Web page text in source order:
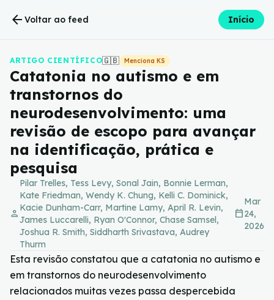
arrow_back Voltar ao feed Início
ARTIGO CIENTÍFICO🇬🇧 Menciona KS
Catatonia no autismo e em
transtornos do
neurodesenvolvimento: uma
revisão de escopo para avançar
na identificação, prática e
pesquisa
person
Pilar Trelles, Tess Levy, Sonal Jain, Bonnie Lerman,
Kate Friedman, Wendy K. Chung, Kelli C. Dominick,
Kacie Dunham-Carr, Martine Lamy, April R. Levin,
James Luccarelli, Ryan O'Connor, Chase Samsel,
Joshua R. Smith, Siddharth Srivastava, Audrey
Thurm
calendar_today
Mar
24,
2026
Esta revisão constatou que a catatonia no autismo e
em transtornos do neurodesenvolvimento
relacionados muitas vezes passa despercebida